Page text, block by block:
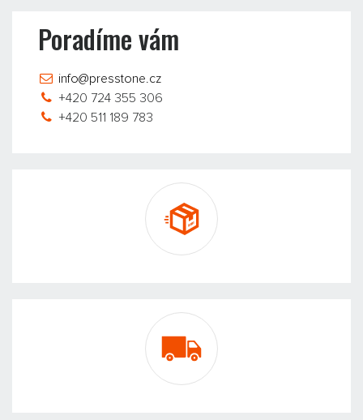
Poradíme vám
info@presstone.cz
+420 724 355 306
+420 511 189 783